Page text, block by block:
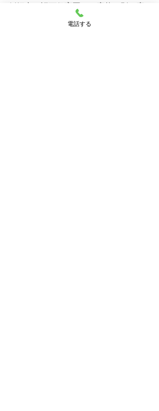
飯塚市　認可保育園とは応募は別で応
電話する